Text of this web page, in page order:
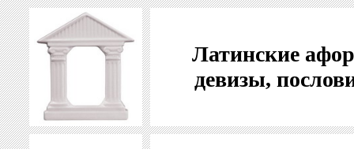
Латинские
девизы,